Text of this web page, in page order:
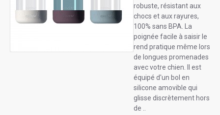
robuste, résistant aux
chocs et aux rayures,
100% sans BPA. La
poignée facile à saisir le
rend pratique même lors
de longues promenades
avec votre chien. Il est
équipé d'un bol en
silicone amovible qui
glisse discrètement hors
de ..